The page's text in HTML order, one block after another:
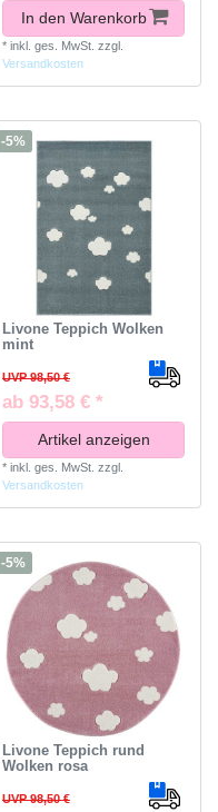
In den Warenkorb
* inkl. ges. MwSt. zzgl.
Versandkosten
-5%
Livone Teppich Wolken
mint
UVP 98,50 €
ab 93,58 € *
Artikel anzeigen
* inkl. ges. MwSt. zzgl.
Versandkosten
-5%
Livone Teppich rund
Wolken rosa
UVP 98,50 €